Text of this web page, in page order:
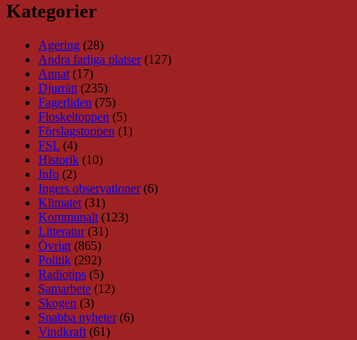
Kategorier
Agering (28)
Andra farliga platser(127)
Annat (17)
Djurrätt (235)
Fagerliden (75)
Floskeltoppen (5)
Förslagstoppen (1)
FSL (4)
Historik (10)
Info (2)
Ingers observationer(6)
Klimatet (31)
Kommunalt (123)
Litteratur(31)
Övrigt (865)
Politik (292)
Radiotips (5)
Samarbete (12)
Skogen (3)
Snabba nyheter(6)
Vindkraft (61)